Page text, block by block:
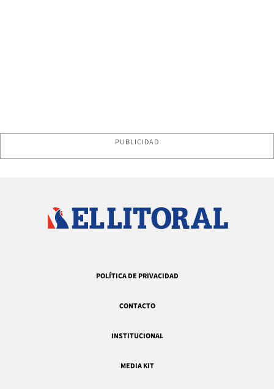
PUBLICIDAD
POLÍTICA DE PRIVACIDAD
CONTACTO
INSTITUCIONAL
MEDIA KIT